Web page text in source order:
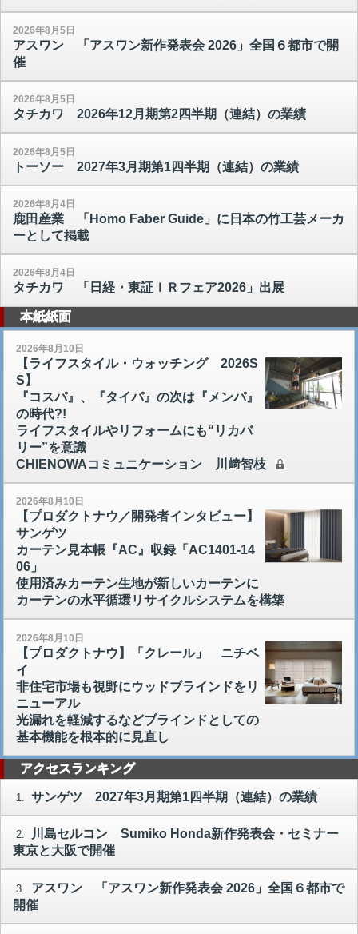
2026年8月5日
アスワン 「アスワン新作発表会 2026」全国６都市で開
催
2026年8月5日
タチカワ 2026年12月期第2四半期（連結）の業績
2026年8月5日
トーソー 2027年3月期第1四半期（連結）の業績
2026年8月4日
鹿田産業 「Homo Faber Guide」に日本の竹工芸メーカ
ーとして掲載
2026年8月4日
タチカワ 「日経・東証ＩＲフェア2026」出展
本紙紙面
2026年8月10日
【ライフスタイル・ウォッチング 2026S
S】
『コスパ』、『タイパ』の次は『メンパ』
の時代?!
ライフスタイルやリフォームにも“リカバ
リー”を意識
CHIENOWAコミュニケーション 川﨑智枝
2026年8月10日
【プロダクトナウ／開発者インタビュー】
サンゲツ
カーテン見本帳『AC』収録「AC1401-14
06」
使用済みカーテン生地が新しいカーテンに
カーテンの水平循環リサイクルシステムを構築
2026年8月10日
【プロダクトナウ】「クレール」 ニチベ
イ
非住宅市場も視野にウッドブラインドをリ
ニューアル
光漏れを軽減するなどブラインドとしての
基本機能を根本的に見直し
アクセスランキング
1. サンゲツ 2027年3月期第1四半期（連結）の業績
2.
川島セルコン Sumiko Honda新作発表会・セミナー
東京と大阪で開催
3.
アスワン 「アスワン新作発表会 2026」全国６都市で
開催